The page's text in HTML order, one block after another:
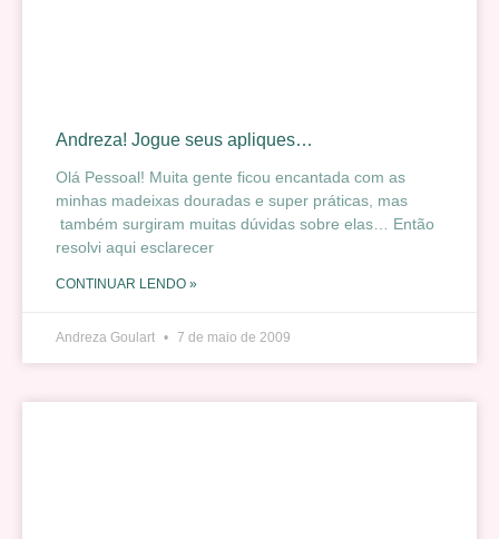
Andreza! Jogue seus apliques…
Olá Pessoal! Muita gente ficou encantada com as
minhas madeixas douradas e super práticas, mas
também surgiram muitas dúvidas sobre elas… Então
resolvi aqui esclarecer
CONTINUAR LENDO »
Andreza Goulart 7 de maio de 2009